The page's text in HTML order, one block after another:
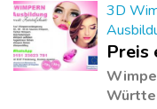
3D
Preis